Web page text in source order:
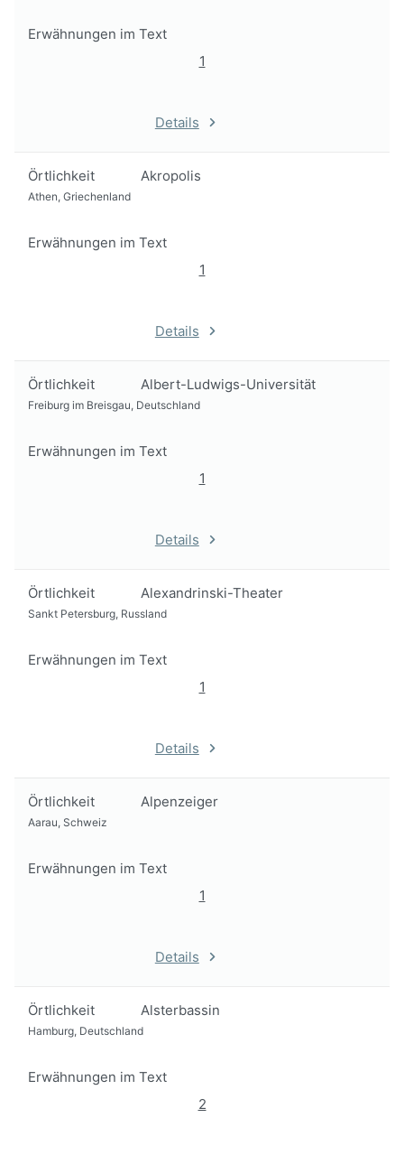
Erwähnungen im Text
1
Details
Örtlichkeit Akropolis
Athen, Griechenland
Erwähnungen im Text
1
Details
Örtlichkeit Albert-Ludwigs-Universität
Freiburg im Breisgau, Deutschland
Erwähnungen im Text
1
Details
Örtlichkeit Alexandrinski-Theater
Sankt Petersburg, Russland
Erwähnungen im Text
1
Details
Örtlichkeit Alpenzeiger
Aarau, Schweiz
Erwähnungen im Text
1
Details
Örtlichkeit Alsterbassin
Hamburg, Deutschland
Erwähnungen im Text
2